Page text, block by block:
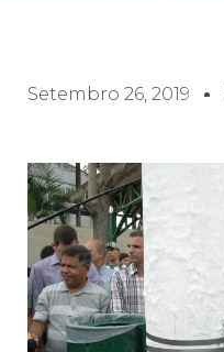
Setembro 26, 2019